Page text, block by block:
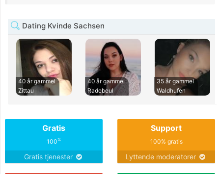
Dating Kvinde Sachsen
40 år gammel
Zittau
40 år gammel
Radebeul
35 år gammel
Waldhufen
Gratis
100%
Gratis tjenester
Support
100% gratis
Lyttende moderatorer